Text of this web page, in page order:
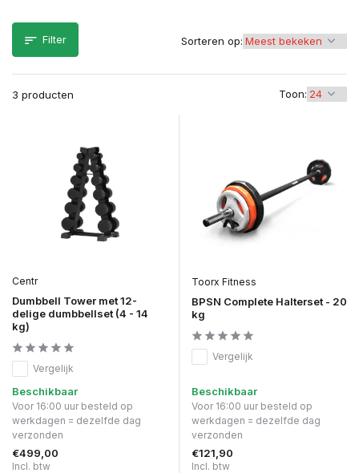
Filter
3 producten Toon:
Sorteren op:
Centr
Dumbbell Tower met 12-
delige dumbbellset (4 - 14
kg)
Vergelijk
Beschikbaar
Voor 16:00 uur besteld op
werkdagen = dezelfde dag
verzonden
€499,00
Incl. btw
Toorx Fitness
BPSN Complete Halterset - 20
kg
Vergelijk
Beschikbaar
Voor 16:00 uur besteld op
werkdagen = dezelfde dag
verzonden
€121,90
Incl. btw